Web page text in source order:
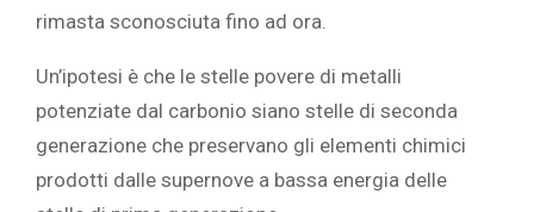
rimasta sconosciuta fino ad ora.
Un’ipotesi è che le stelle povere di metalli
potenziate dal carbonio siano stelle di seconda
generazione che preservano gli elementi chimici
prodotti dalle supernove a bassa energia delle